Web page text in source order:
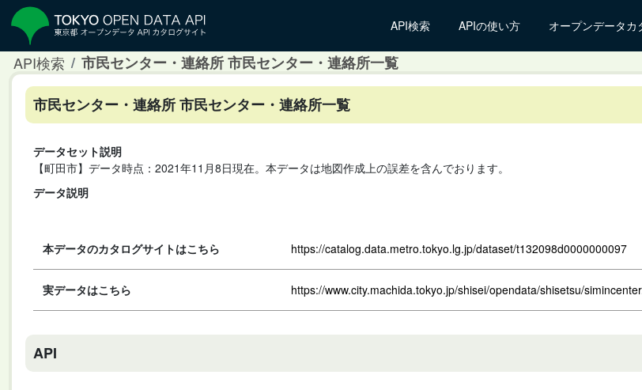
API検索 APIの使い方 オープンデータカ
API検索 市民センター・連絡所 市民センター・連絡所一覧
市民センター・連絡所 市民センター・連絡所一覧
データセット説明
【町田市】データ時点：2021年11月8日現在。本データは地図作成上の誤差を含んでおります。
データ説明
本データのカタログサイトはこちら https://catalog.data.metro.tokyo.lg.jp/dataset/t132098d0000000097
実データはこちら https://www.city.machida.tokyo.jp/shisei/opendata/shisetsu/
API